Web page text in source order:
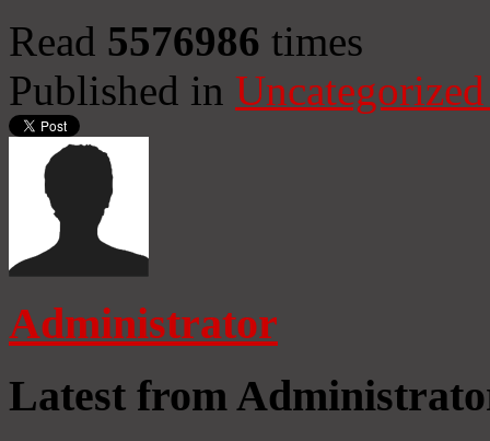
Read 5576986 times
Published in
Administrator
Latest from